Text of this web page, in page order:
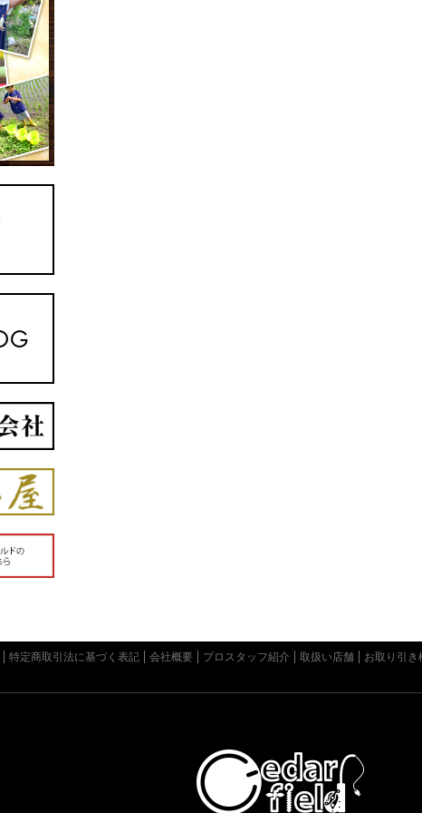
特定商取引法に基づく表記 会社概要 プロスタッフ紹介 取扱い店舗 お取り引き